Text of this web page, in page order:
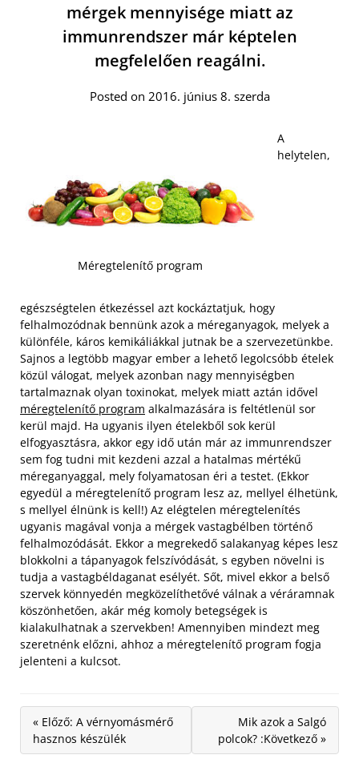
mérgek mennyisége miatt az
immunrendszer már képtelen
megfelelően reagálni.
Posted on 2016. június 8. szerda
Méregtelenítő program
A
helytelen,
egészségtelen étkezéssel azt kockáztatjuk, hogy
felhalmozódnak bennünk azok a méreganyagok, melyek a
különféle, káros kemikáliákkal jutnak be a szervezetünkbe.
Sajnos a legtöbb magyar ember a lehető legolcsóbb ételek
közül válogat, melyek azonban nagy mennyiségben
tartalmaznak olyan toxinokat, melyek miatt aztán idővel
méregtelenítő program alkalmazására is feltétlenül sor
kerül majd. Ha ugyanis ilyen ételekből sok kerül
elfogyasztásra, akkor egy idő után már az immunrendszer
sem fog tudni mit kezdeni azzal a hatalmas mértékű
méreganyaggal, mely folyamatosan éri a testet. (Ekkor
egyedül a méregtelenítő program lesz az, mellyel élhetünk,
s mellyel élnünk is kell!) Az elégtelen méregtelenítés
ugyanis magával vonja a mérgek vastagbélben történő
felhalmozódását. Ekkor a megrekedő salakanyag képes lesz
blokkolni a tápanyagok felszívódását, s egyben növelni is
tudja a vastagbéldaganat esélyét. Sőt, mivel ekkor a belső
szervek könnyedén megközelíthetővé válnak a véráramnak
köszönhetően, akár még komoly betegségek is
kialakulhatnak a szervekben! Amennyiben mindezt meg
szeretnénk előzni, ahhoz a méregtelenítő program fogja
jelenteni a kulcsot.
« Előző: A vérnyomásmérő
hasznos készülék
Mik azok a Salgó
polcok? :Következő »